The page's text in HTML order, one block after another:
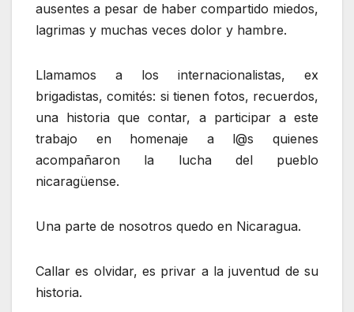
ausentes a pesar de haber compartido miedos,
lagrimas y muchas veces dolor y hambre.
Llamamos a los internacionalistas, ex
brigadistas, comités: si tienen fotos, recuerdos,
una historia que contar, a participar a este
trabajo en homenaje a l@s quienes
acompañaron la lucha del pueblo
nicaragüense.
Una parte de nosotros quedo en Nicaragua.
Callar es olvidar, es privar a la juventud de su
historia.